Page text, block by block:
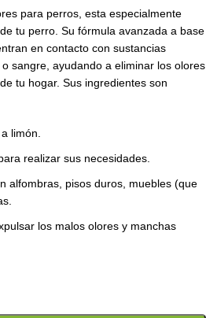
para perros, esta especialmente
tu perro. Su fórmula avanzada a base
en contacto con sustancias
sangre, ayudando a eliminar los olores
tu hogar. Sus ingredientes son
limón.
realizar sus necesidades.
alfombras, pisos duros, muebles (que
los malos olores y manchas